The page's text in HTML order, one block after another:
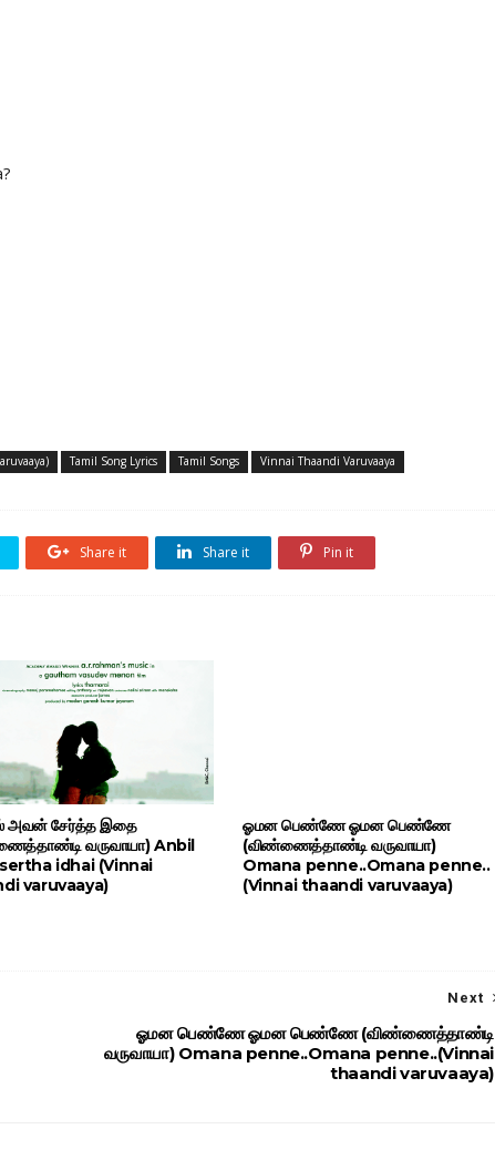
Tamil Song Lyrics Tamil Songs Vinnai Thaandi Varuvaaya
Share it Share it Pin it
அவன் சேர்த்த இதை
வருவாயா) Anbil
idhai (Vinnai
varuvaaya)
ஓமன பெண்ணே ஓமன பெண்ணே
(விண்ணைத்தாண்டி வருவாயா)
Omana penne..Omana penne..
(Vinnai thaandi varuvaaya)
Next
ஓமன பெண்ணே ஓமன பெண்ணே (விண்ணைத்தாண்டி
வருவாயா) Omana penne..Omana penne..(Vinnai
thaandi varuvaaya)